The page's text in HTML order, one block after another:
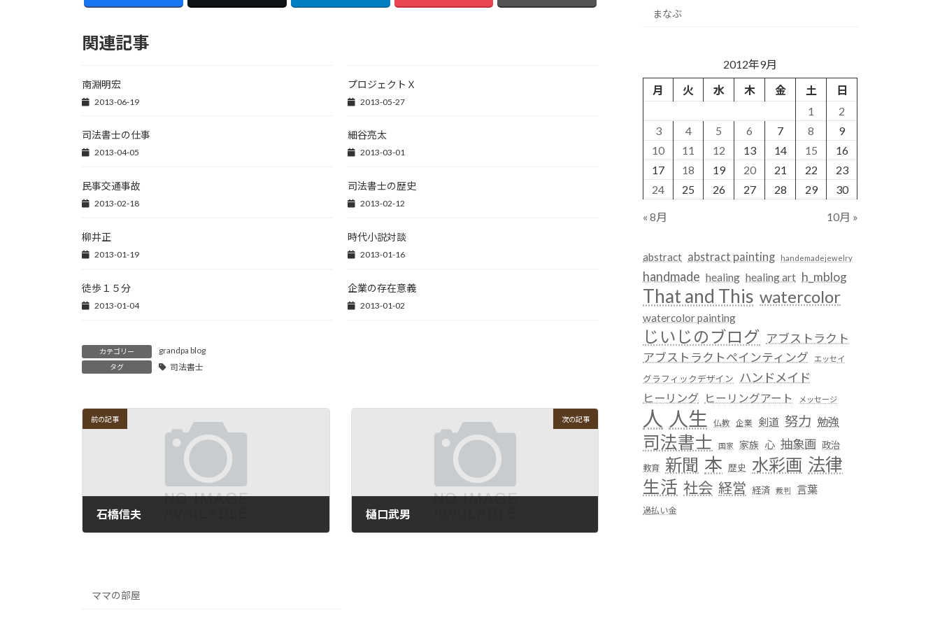
関連記事
南淵明宏
2013-06-19
プロジェクトＸ
2013-05-27
司法書士の仕事
2013-04-05
細谷亮太
2013-03-01
民事交通事故
2013-02-18
司法書士の歴史
2013-02-12
柳井正
2013-01-19
時代小説対談
2013-01-16
徒歩１５分
2013-01-04
企業の存在意義
2013-01-02
カテゴリー grandpa blog
タグ 司法書士
前の記事
石橋信夫
次の記事
樋口武男
まなぶ
2012年9月
月
火 水 木 金 土
日
1
2
3
4 5 6 7 8
9
10
11 12 13 14 15
16
17
18 19 20 21 22
23
24
25 26 27 28 29 30
« 8月 10月 »
abstract abstract painting handemadejewelry
handmade healing healing art h_mblog
That and This watercolor
watercolor painting
じいじのブログ アブストラクト
アブストラクトペインティング
エッセイ
グラフィックデザイン ハンドメイド
ヒーリング ヒーリングアート メッセージ
人 人生 仏教 企業 剣道 努力 勉強
司法書士 国家 家族 心 抽象画 政治
教育 新聞 本 歴史 水彩画 法律
生活 社会 経営 経済 裁判 言葉
過払い金
ママの部屋